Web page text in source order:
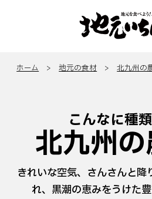
ホーム >地元の食材 >北九州の
こんなに種
北九州
きれいな空気、さんさんと
れ、黒潮の恵みをうけた